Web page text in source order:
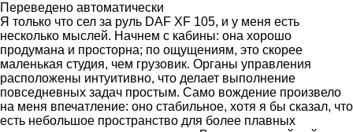
Переведено автоматически
Я только что сел за руль DAF XF 105, и у меня есть
несколько мыслей. Начнем с кабины: она хорошо
продумана и просторна; по ощущениям, это скорее
маленькая студия, чем грузовик. Органы управления
расположены интуитивно, что делает выполнение
повседневных задач простым. Само вождение произвело
на меня впечатление: оно стабильное, хотя я бы сказал, что
есть небольшое пространство для более плавных